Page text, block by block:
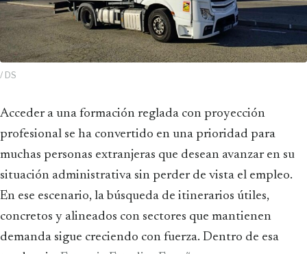
/ DS
Acceder a una formación reglada con proyección
profesional se ha convertido en una prioridad para
muchas personas extranjeras que desean avanzar en su
situación administrativa sin perder de vista el empleo.
En ese escenario, la búsqueda de itinerarios útiles,
concretos y alineados con sectores que mantienen
demanda sigue creciendo con fuerza. Dentro de esa